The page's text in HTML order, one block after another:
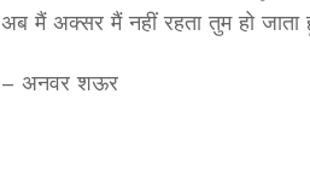
अब मैं अक्सर मैं नहीं रहता तुम हो जाता
– अनवर शऊर